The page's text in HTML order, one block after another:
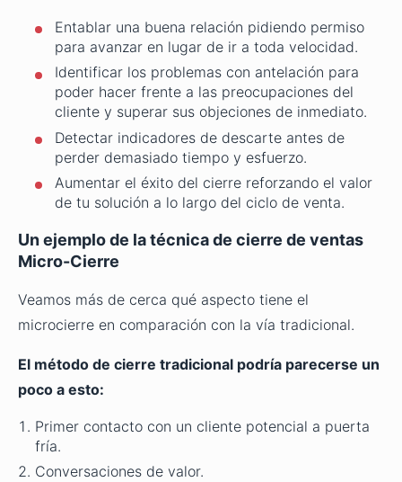
Entablar una buena relación pidiendo permiso
para avanzar en lugar de ir a toda velocidad.
Identificar los problemas con antelación para
poder hacer frente a las preocupaciones del
cliente y superar sus objeciones de inmediato.
Detectar indicadores de descarte antes de
perder demasiado tiempo y esfuerzo.
Aumentar el éxito del cierre reforzando el valor
de tu solución a lo largo del ciclo de venta.
Un ejemplo de la técnica de cierre de ventas
Micro-Cierre
Veamos más de cerca qué aspecto tiene el
microcierre en comparación con la vía tradicional.
El método de cierre tradicional podría parecerse un
poco a esto:
Primer contacto con un cliente potencial a puerta
fría.
Conversaciones de valor.